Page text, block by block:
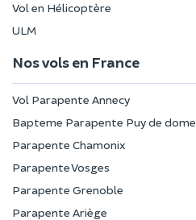
Vol en Hélicoptère
ULM
Nos vols en France
Vol Parapente Annecy
Bapteme Parapente Puy de dome
Parapente Chamonix
Parapente Vosges
Parapente Grenoble
Parapente Ariège